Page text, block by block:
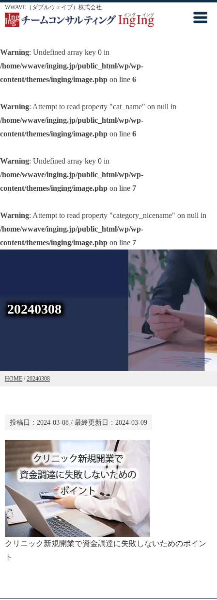
WWAVE（ダブルウエイブ）株式会社
Warning: Undefined array key 0 in
/home/wwave/inging.jp/public_html/wp/wp-
content/themes/inging/image.php on line 6
Warning: Attempt to read property "cat_name" on null in
/home/wwave/inging.jp/public_html/wp/wp-
content/themes/inging/image.php on line 6
Warning: Undefined array key 0 in
/home/wwave/inging.jp/public_html/wp/wp-
content/themes/inging/image.php on line 7
Warning: Attempt to read property "category_nicename" on null in
/home/wwave/inging.jp/public_html/wp/wp-
content/themes/inging/image.php on line 7
20240308
HOME /20240308
投稿日： 2024-03-08 / 最終更新日： 2024-03-09
クリニック新規開業で資金調達に失敗しないためのポイン
ト